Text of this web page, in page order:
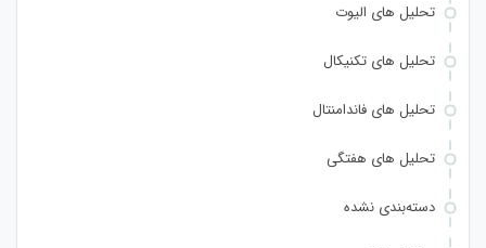
تحلیل های الیوت
تحلیل های تکنیکال
تحلیل های فاندامنتال
تحلیل های هفتگی
دسته‌بندی نشده